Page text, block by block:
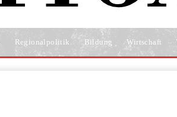
Regionalpolitik Bildung Wirtschaft